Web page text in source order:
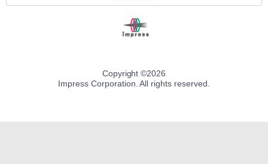
Copyright ©2026
Impress Corporation. All rights reserved.